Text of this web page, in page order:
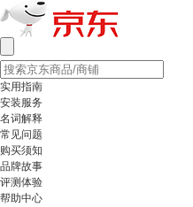
实用指南
安装服务
名词解释
常见问题
购买须知
品牌故事
评测体验
帮助中心